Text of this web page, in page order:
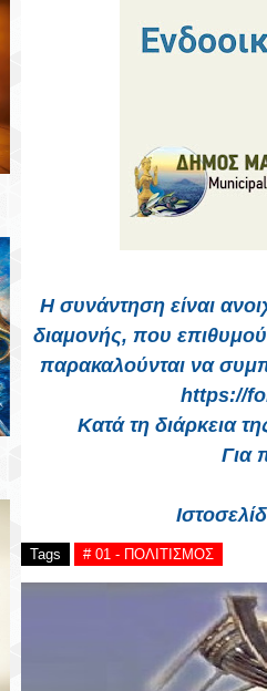
Η συνάντηση είναι
διαμονής, που
παρακαλούνται να
https://
Κατά τη διάρκεια
Για
Tags # 01 - ΠΟΛΙΤΙΣΜΟΣ